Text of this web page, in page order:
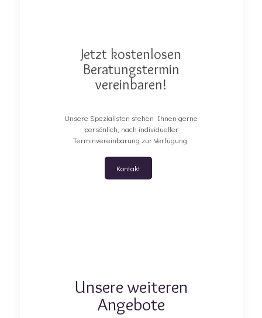
Jetzt kostenlosen
Beratungstermin
vereinbaren!
Unsere Spezialisten stehen Ihnen gerne
persönlich, nach individueller
Terminvereinbarung zur Verfügung.
Kontakt
Unsere weiteren
Angebote